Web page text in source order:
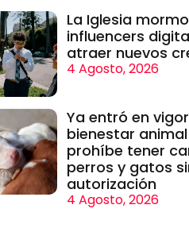
La Iglesia
influencers
atraer nuevos
4 Agosto, 2026
Ya entró en
bienestar
prohíbe tener
perros y gatos
autorización
4 Agosto, 2026